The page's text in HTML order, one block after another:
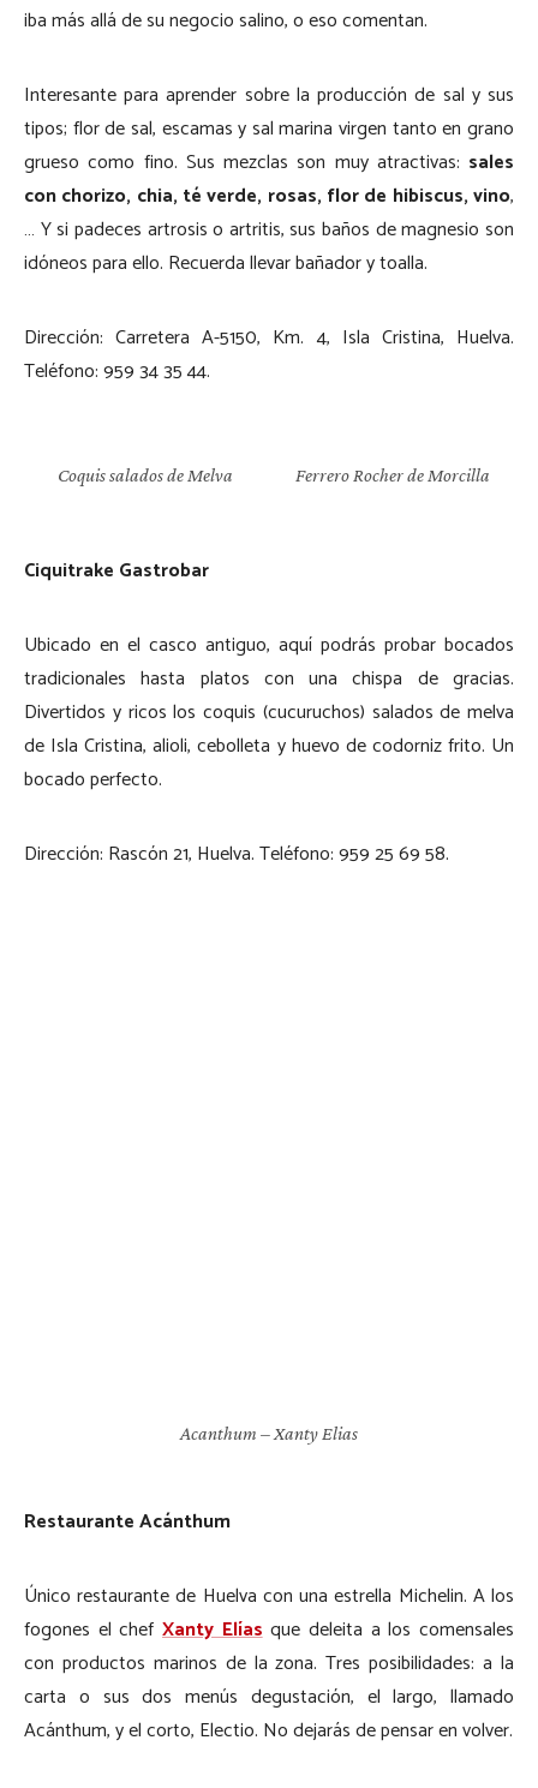
iba más allá de su negocio salino, o eso comentan.
Interesante para aprender sobre la producción de sal y sus
tipos; flor de sal, escamas y sal marina virgen tanto en grano
grueso como fino. Sus mezclas son muy atractivas: sales
con chorizo, chia, té verde, rosas, flor de hibiscus, vino,
… Y si padeces artrosis o artritis, sus baños de magnesio son
idóneos para ello. Recuerda llevar bañador y toalla.
Dirección: Carretera A-5150, Km. 4, Isla Cristina, Huelva.
Teléfono: 959 34 35 44.
Coquis salados de Melva Ferrero Rocher de Morcilla
Ciquitrake Gastrobar
Ubicado en el casco antiguo, aquí podrás probar bocados
tradicionales hasta platos con una chispa de gracias.
Divertidos y ricos los coquis (cucuruchos) salados de melva
de Isla Cristina, alioli, cebolleta y huevo de codorniz frito. Un
bocado perfecto.
Dirección: Rascón 21, Huelva. Teléfono: 959 25 69 58.
Acanthum – Xanty Elias
Restaurante Acánthum
Único restaurante de Huelva con una estrella Michelin. A los
fogones el chef Xanty Elíasque deleita a los comensales
con productos marinos de la zona. Tres posibilidades: a la
carta o sus dos menús degustación, el largo, llamado
Acánthum, y el corto, Electio. No dejarás de pensar en volver.